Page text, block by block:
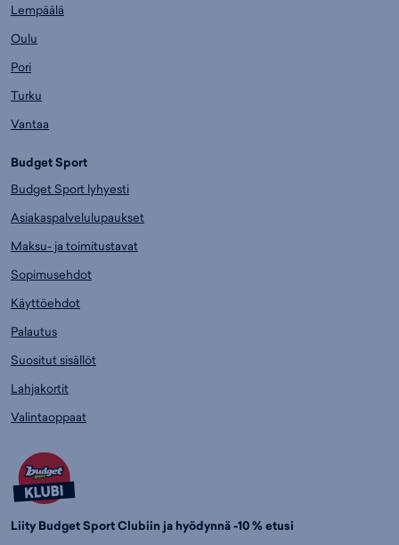
Lempäälä
Oulu
Pori
Turku
Vantaa
Budget Sport
Budget Sport lyhyesti
Asiakaspalvelulupaukset
Maksu- ja toimitustavat
Sopimusehdot
Käyttöehdot
Palautus
Suositut sisällöt
Lahjakortit
Valintaoppaat
Liity Budget Sport Clubiin ja hyödynnä -10 % etusi